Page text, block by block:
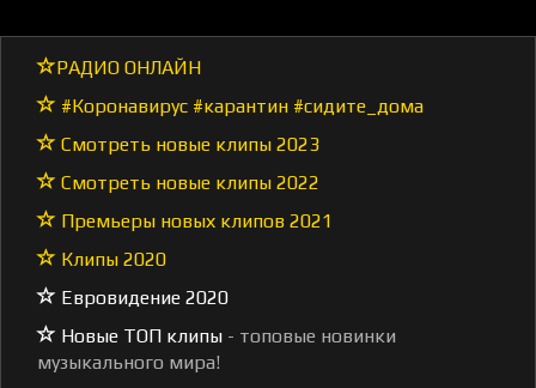
РАДИО ОНЛАЙН
#Коронавирус #карантин #сидите_дома
Смотреть новые клипы 2023
Смотреть новые клипы 2022
Премьеры новых клипов 2021
Клипы 2020
Евровидение 2020
Новые ТОП клипы - топовые новинки
музыкального мира!